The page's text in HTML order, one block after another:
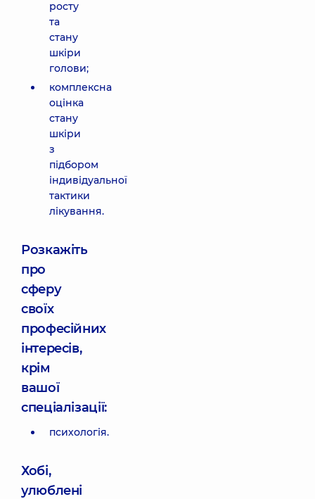
росту
та
стану
шкіри
голови;
комплексна
оцінка
стану
шкіри
з
підбором
індивідуальної
тактики
лікування.
Розкажіть
про
сферу
своїх
професійних
інтересів,
крім
вашої
спеціалізації:
психологія.
Хобі,
улюблені